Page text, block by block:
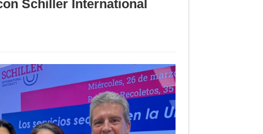
Schiller International